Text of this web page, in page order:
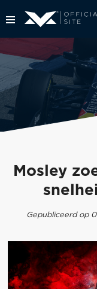
Mosley
Gepubliceerd op